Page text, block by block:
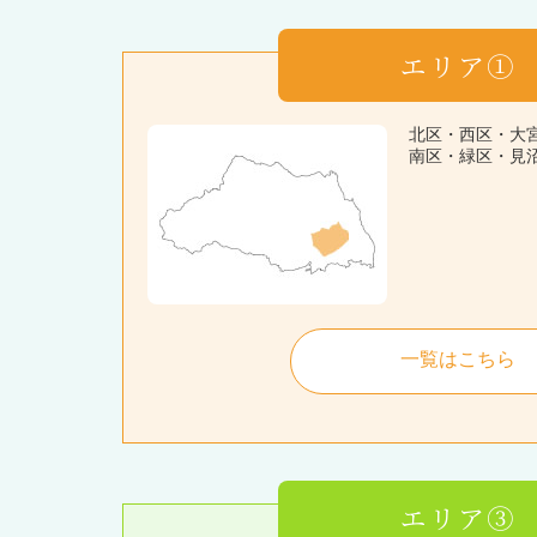
エリア①
北区・西区・大
南区・緑区・見
一覧はこちら
エリア③